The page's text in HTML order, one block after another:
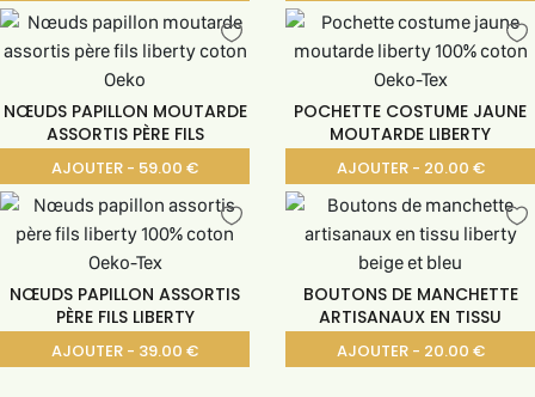
NŒUDS PAPILLON MOUTARDE
ASSORTIS PÈRE FILS
AJOUTER - 59.00 €
POCHETTE COSTUME JAUNE
MOUTARDE LIBERTY
AJOUTER - 20.00 €
NŒUDS PAPILLON ASSORTIS
PÈRE FILS LIBERTY
AJOUTER - 39.00 €
BOUTONS DE MANCHETTE
ARTISANAUX EN TISSU
AJOUTER - 20.00 €